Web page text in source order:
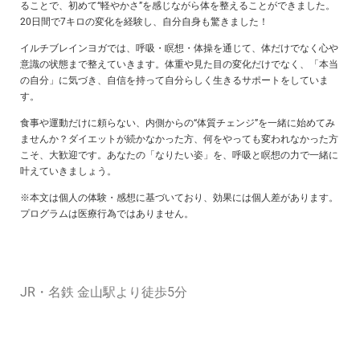
ることで、初めて“軽やかさ”を感じながら体を整えることができました。
20日間で7キロの変化を経験し、自分自身も驚きました！
イルチブレインヨガでは、呼吸・瞑想・体操を通じて、体だけでなく心や
意識の状態まで整えていきます。体重や見た目の変化だけでなく、「本当
の自分」に気づき、自信を持って自分らしく生きるサポートをしていま
す。
食事や運動だけに頼らない、内側からの“体質チェンジ”を一緒に始めてみ
ませんか？ダイエットが続かなかった方、何をやっても変われなかった方
こそ、大歓迎です。あなたの「なりたい姿」を、呼吸と瞑想の力で一緒に
叶えていきましょう。
※本文は個人の体験・感想に基づいており、効果には個人差があります。
プログラムは医療行為ではありません。
JR・名鉄 金山駅より徒歩5分